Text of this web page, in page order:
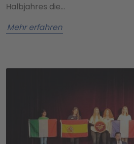
Halbjahres die…
Mehr erfahren